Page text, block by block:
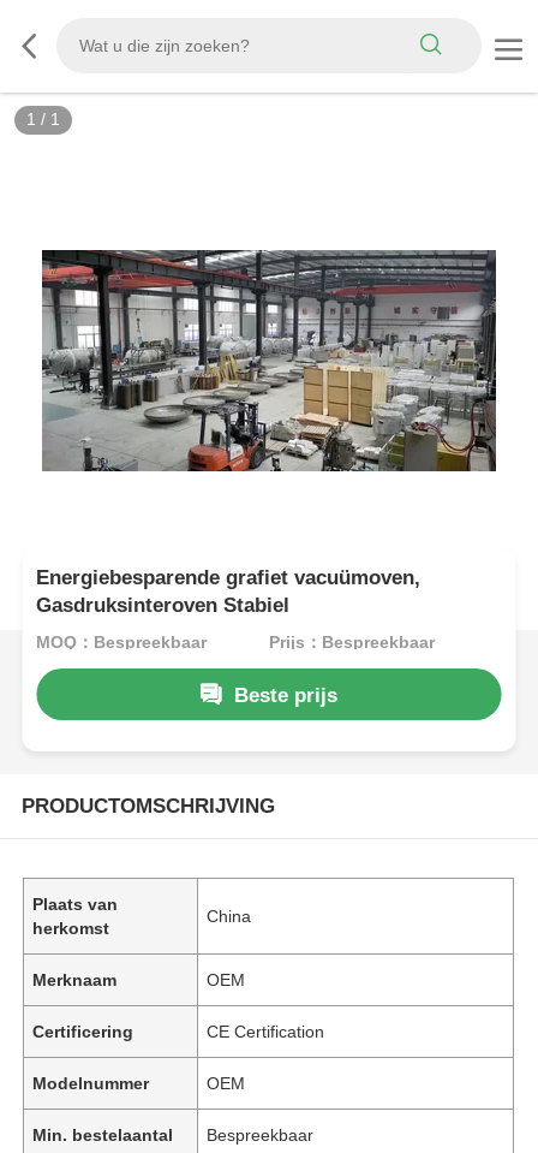
1 / 1
Energiebesparende grafiet vacuümoven,
Gasdruksinteroven Stabiel
MOQ：Bespreekbaar Prijs：Bespreekbaar
Beste prijs
PRODUCTOMSCHRIJVING
Plaats van
herkomst
China
Merknaam OEM
Certificering CE Certification
Modelnummer OEM
Min. bestelaantal Bespreekbaar